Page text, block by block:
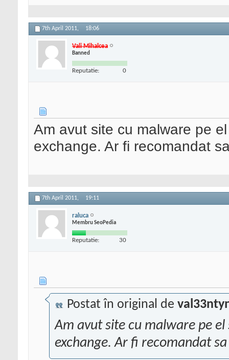
7th April 2011, 18:06
Vali Mihalcea
Banned
Reputatie: 0
Am avut site cu malware pe
exchange. Ar fi recomandat
7th April 2011, 19:11
raluca
Membru SeoPedia
Reputatie: 30
Postat în original de
Am avut site cu malware pe
exchange. Ar fi recomandat